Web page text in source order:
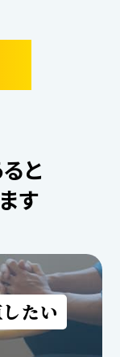
と
す
たい